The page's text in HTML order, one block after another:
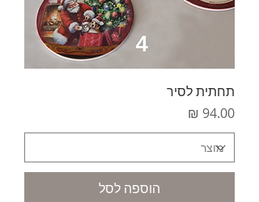
תחתית לסיר
מחיר
הוספה לסל